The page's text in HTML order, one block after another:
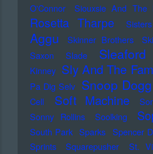
O'Connor
Siouxsie And The
Rosetta Tharpe
Aggu
Skinner Brothers
Saxon
Slade
Kinney Sly And The
Pa Dig Selv Snoop Dogg
Cell
Soft Machine
Sonny Rollins
Soolking
South Park Sparks Spencer
Sprints Squarepusher St.